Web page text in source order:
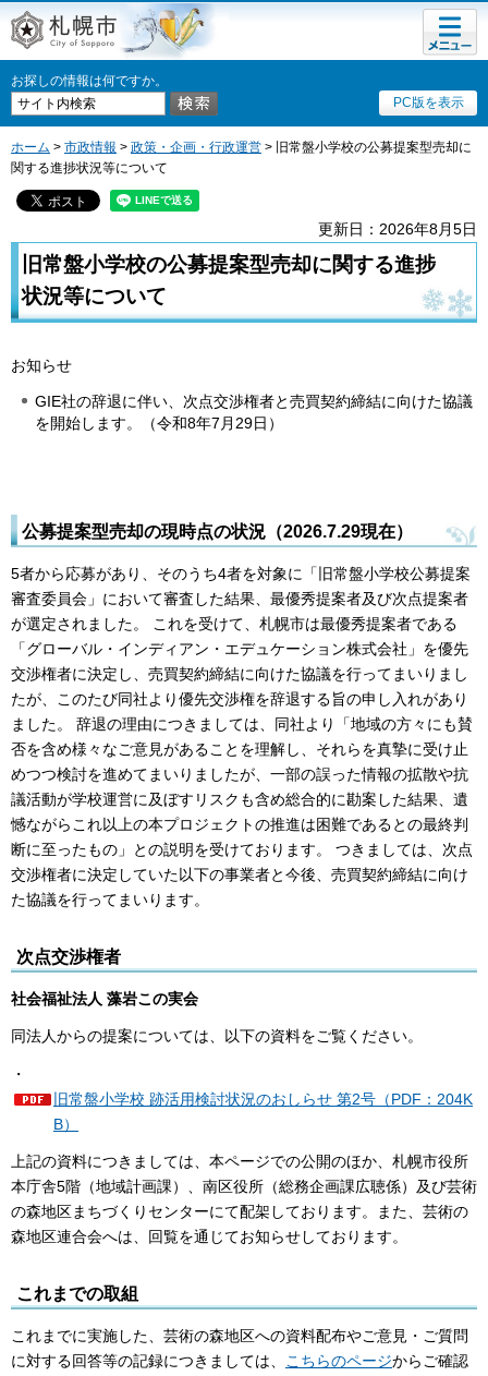
札幌市
お探しの情報は何ですか。
PC版を表示
メニュ
ー
ホーム > 市政情報 > 政策・企画・行政運営 > 旧常盤小学校の公募提案型売却に
関する進捗状況等について
更新日：2026年8月5日
旧常盤小学校の公募提案型売却に関する進捗
状況等について
お知らせ
GIE社の辞退に伴い、次点交渉権者と売買契約締結に向けた協議
を開始します。（令和8年7月29日）
公募提案型売却の現時点の状況（2026.7.29現在）
5者から応募があり、そのうち4者を対象に「旧常盤小学校公募提案
審査委員会」において審査した結果、最優秀提案者及び次点提案者
が選定されました。 これを受けて、札幌市は最優秀提案者である
「グローバル・インディアン・エデュケーション株式会社」を優先
交渉権者に決定し、売買契約締結に向けた協議を行ってまいりまし
たが、このたび同社より優先交渉権を辞退する旨の申し入れがあり
ました。 辞退の理由につきましては、同社より「地域の方々にも賛
否を含め様々なご意見があることを理解し、それらを真摯に受け止
めつつ検討を進めてまいりましたが、一部の誤った情報の拡散や抗
議活動が学校運営に及ぼすリスクも含め総合的に勘案した結果、遺
憾ながらこれ以上の本プロジェクトの推進は困難であるとの最終判
断に至ったもの」との説明を受けております。 つきましては、次点
交渉権者に決定していた以下の事業者と今後、売買契約締結に向け
た協議を行ってまいります。
次点交渉権者
社会福祉法人 藻岩この実会
同法人からの提案については、以下の資料をご覧ください。
・
旧常盤小学校 跡活用検討状況のおしらせ 第2号（PDF：204K
B）
上記の資料につきましては、本ページでの公開のほか、札幌市役所
本庁舎5階（地域計画課）、南区役所（総務企画課広聴係）及び芸術
の森地区まちづくりセンターにて配架しております。また、芸術の
森地区連合会へは、回覧を通じてお知らせしております。
これまでの取組
これまでに実施した、芸術の森地区への資料配布やご意見・ご質問
に対する回答等の記録につきましては、 こちらのページからご確認